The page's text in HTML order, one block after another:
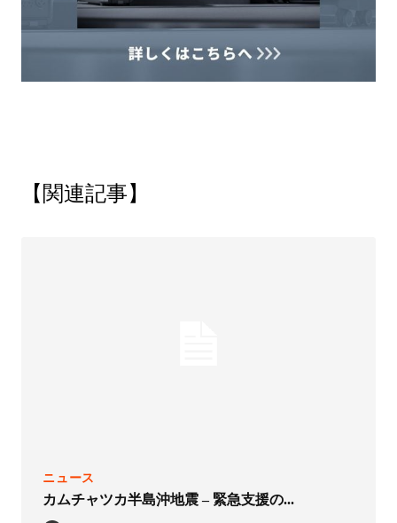
【関連記事】
ニュース
カムチャツカ半島沖地震 – 緊急支援の...